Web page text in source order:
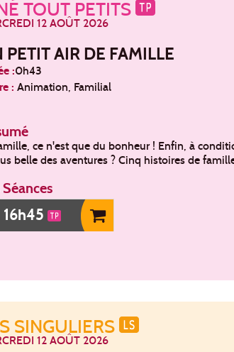
TOUT PETITS
12 AOÛT 2026
PETIT AIR DE FAMILLE
:0h43
: Animation, Familial
ce n'est que du bonheur ! Enfin, à
belle des aventures ? Cinq histoires de
Séances
16h45
SINGULIERS
12 AOÛT 2026